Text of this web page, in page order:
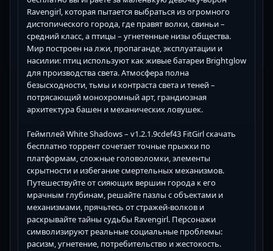
Ravengirl, которая пытается выбраться из огромного
дистопического города, где правят волки, свиньи –
средний класс, а птицы – угнетенные низы общества.
Мир построен на лжи, пропаганде, эксплуатации и
насилии: птиц используют как живые батареи Brightglow
для производства света. Атмосфера полна
безысходности, тьмы и контраста света и теней –
потрясающий монохромный арт, грандиозная
архитектура башен и механических ловушек.
Геймплей White Shadows – v1.2.1.9cdef43 FitGirl скачать
бесплатно торрент сочетает точные прыжки по
платформам, сложные головоломки, элементы
скрытности и избегание смертельных механизмов.
Путешествуйте от сияющих вершин города к его
мрачным глубинам, решайте пазлы с объектами и
механизмами, прячьтесь от стражей-волков и
раскрывайте тайны судьбы Ravengirl. Персонажи
символизируют реальные социальные проблемы:
расизм, угнетение, потребительство и жестокость.